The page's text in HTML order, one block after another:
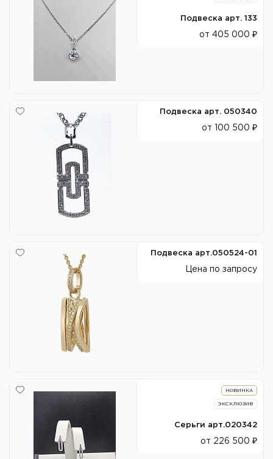
Подвеска арт. 133
от 405 000 ₽
Подвеска арт. 050340
от 100 500 ₽
Подвеска арт.050524-01
Цена по запросу
НОВИНКА
ЭКСКЛЮЗИВ
Серьги арт.020342
от 226 500 ₽